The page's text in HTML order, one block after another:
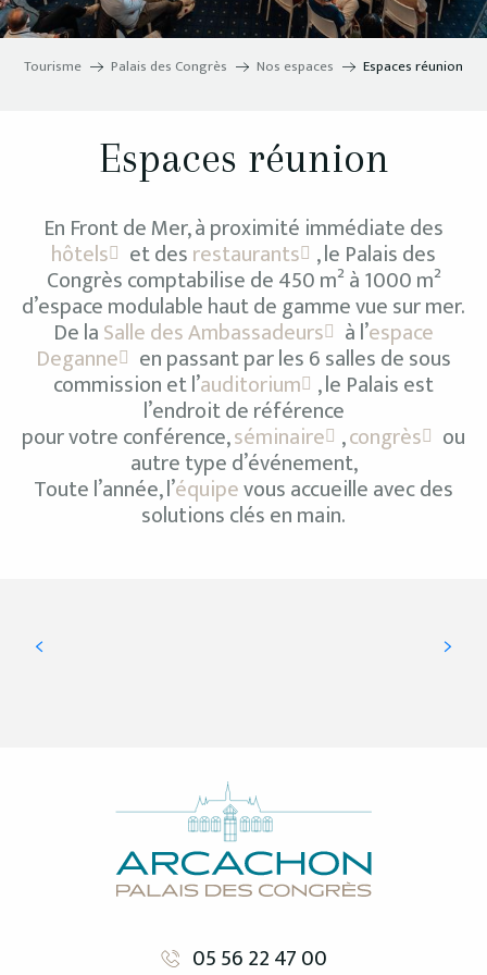
Tourisme Palais des Congrès Nos espaces Espaces réunion
Espaces réunion
En Front de Mer, à proximité immédiate des
hôtels et desrestaurants , le Palais des
Congrès comptabilise de 450 m² à 1000 m²
d’espace modulable haut de gamme vue sur mer.
De laSalle des Ambassadeurs à l’espace
Deganne en passant par les 6 salles de sous
commission et l’auditorium , le Palais est
l’endroit de référence
pour votre conférence,séminaire ,congrès ou
autre type d’événement,
Toute l’année, l’équipevous accueille avec des
solutions clés en main.
05 56 22 47 00